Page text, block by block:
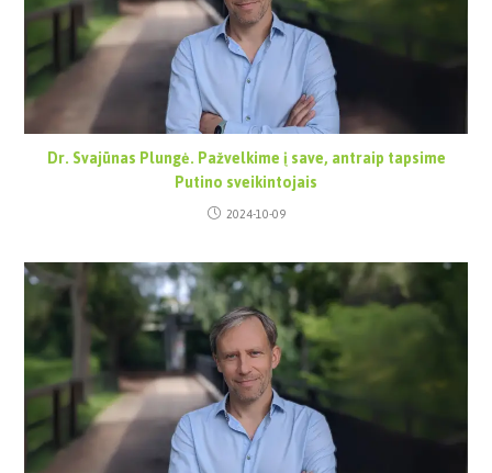
Dr. Svajūnas Plungė. Pažvelkime į save, antraip tapsime
Putino sveikintojais
2024-10-09